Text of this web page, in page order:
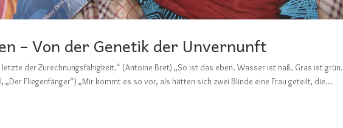
– Von der Genetik der Unvernunft
der Zurechnungsfähigkeit.“ (Antoine Bret) „So ist das eben. Wasser ist naß. Gras ist grün.
Fliegenfänger“) „Mir kommt es so vor, als hätten sich zwei Blinde eine Frau geteilt, die...